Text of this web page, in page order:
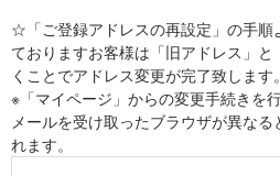
☆「ご登録アドレスの再設定」の手順
ておりますお客様は「旧アドレス」
くことでアドレス変更が完了致します。
※「マイページ」からの変更手続きを
メールを受け取ったブラウザが異な
れます。